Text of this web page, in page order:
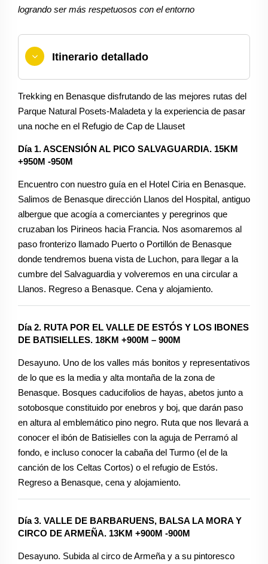
logrando ser más respetuosos con el entorno
Itinerario detallado
Trekking en Benasque disfrutando de las mejores rutas del
Parque Natural Posets-Maladeta y la experiencia de pasar
una noche en el Refugio de Cap de Llauset
Día 1. ASCENSIÓN AL PICO SALVAGUARDIA. 15KM
+950M -950M
Encuentro con nuestro guía en el Hotel Ciria en Benasque.
Salimos de Benasque dirección Llanos del Hospital, antiguo
albergue que acogía a comerciantes y peregrinos que
cruzaban los Pirineos hacia Francia. Nos asomaremos al
paso fronterizo llamado Puerto o Portillón de Benasque
donde tendremos buena vista de Luchon, para llegar a la
cumbre del Salvaguardia y volveremos en una circular a
Llanos. Regreso a Benasque. Cena y alojamiento.
Día 2. RUTA POR EL VALLE DE ESTÓS Y LOS IBONES
DE BATISIELLES. 18KM +900M – 900M
Desayuno. Uno de los valles más bonitos y representativos
de lo que es la media y alta montaña de la zona de
Benasque. Bosques caducifolios de hayas, abetos junto a
sotobosque constituido por enebros y boj, que darán paso
en altura al emblemático pino negro. Ruta que nos llevará a
conocer el ibón de Batisielles con la aguja de Perramó al
fondo, e incluso conocer la cabaña del Turmo (el de la
canción de los Celtas Cortos) o el refugio de Estós.
Regreso a Benasque, cena y alojamiento.
Día 3. VALLE DE BARBARUENS, BALSA LA MORA Y
CIRCO DE ARMEÑA. 13KM +900M -900M
Desayuno. Subida al circo de Armeña y a su pintoresco